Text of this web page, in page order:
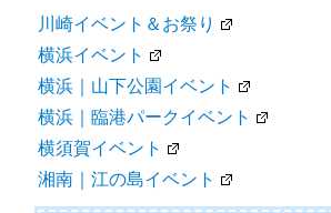
川崎イベント＆お祭り
横浜イベント
横浜｜山下公園イベント
横浜｜臨港パークイベント
横須賀イベント
湘南｜江の島イベント